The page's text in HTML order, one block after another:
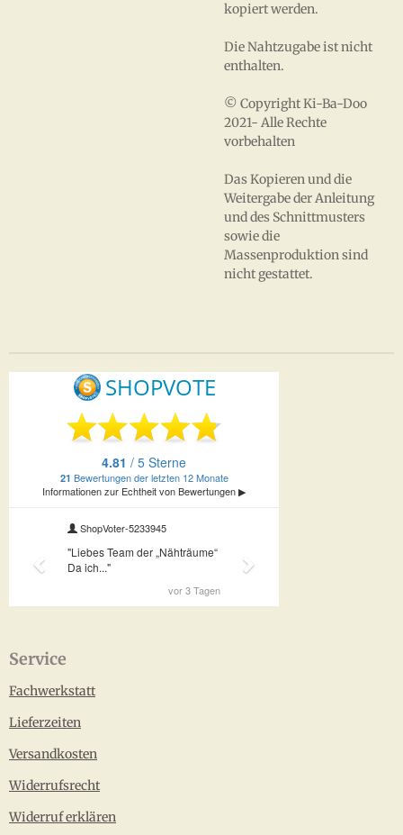
kopiert werden.
Die Nahtzugabe ist nicht
enthalten.
© Copyright Ki-Ba-Doo
2021- Alle Rechte
vorbehalten
Das Kopieren und die
Weitergabe der Anleitung
und des Schnittmusters
sowie die
Massenproduktion sind
nicht gestattet.
Service
Fachwerkstatt
Lieferzeiten
Versandkosten
Widerrufsrecht
Widerruf erklären